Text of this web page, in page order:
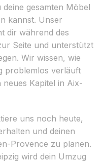
gesamten Möbel
kannst. Unser
dir während des
Seite und unterstützt
Wir wissen, wie
problemlos verläuft
Kapitel in Aix-
uns noch heute,
und deinen
Provence zu planen.
wird dein Umzug